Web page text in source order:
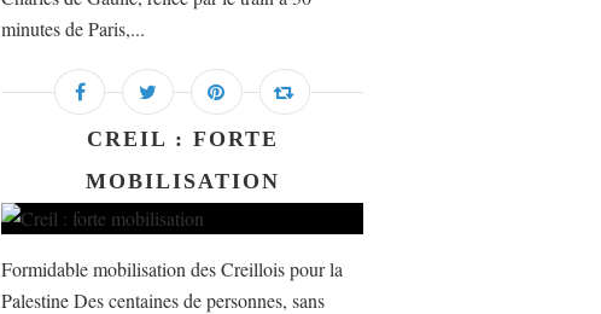
minutes de Paris,...
CREIL : FORTE
MOBILISATION
Formidable mobilisation des Creillois pour la
Palestine Des centaines de personnes, sans